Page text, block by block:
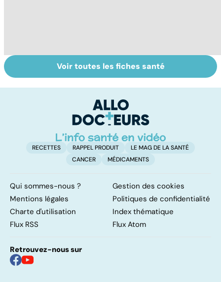
Femmes :
comment
Violences
sexuelles :
remettre ?
Voir toutes les fiches santé
RECETTES RAPPEL PRODUIT
LE MAG DE LA SANTÉ
CANCER
MÉDICAMENTS
Qui sommes-nous ?
Gestion des cookies
Mentions légales
Politiques de confidentialité
Charte d'utilisation
Index thématique
Flux RSS
Flux Atom
Retrouvez-nous sur